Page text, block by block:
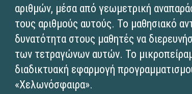
αριθμών, μέσα από γεωμετρική
τους αριθμούς αυτούς. Το μαθησιακό
δυνατότητα στους μαθητές να
των τετραγώνων αυτών. Το
διαδικτυακή εφαρμογή
«Χελωνόσφαιρα».